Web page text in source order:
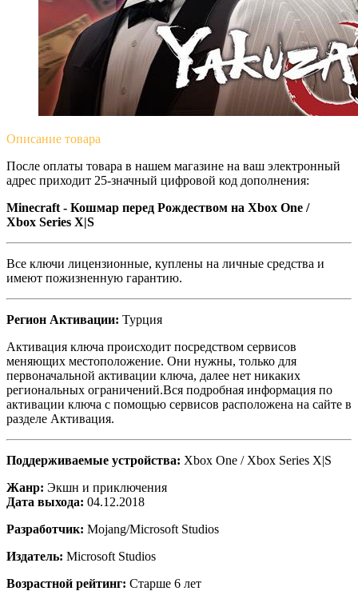
Описание товара
После оплаты товара в нашем магазине на ваш электронный
адрес приходит 25-значный цифровой код дополнения:
Minecraft - Кошмар перед Рождеством на Xbox One /
Xbox Series X|S
Все ключи лицензионные, куплены на личные средства и
имеют пожизненную гарантию.
Регион Активации: Турция
Активация ключа происходит посредством сервисов
меняющих местоположение. Они нужны, только для
первоначальной активации ключа, далее нет никаких
региональных ограничений.Вся подробная информация по
активации ключа с помощью сервисов расположена на сайте в
разделе Активация.
Поддерживаемые устройства: Xbox One / Xbox Series X|S
Жанр: Экшн и приключения
Дата выхода: 04.12.2018
Разработчик: Mojang/Microsoft Studios
Издатель: Microsoft Studios
Возрастной рейтинг: Старше 6 лет